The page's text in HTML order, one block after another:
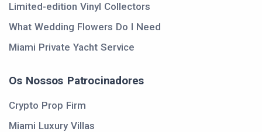
Limited-edition Vinyl Collectors
What Wedding Flowers Do I Need
Miami Private Yacht Service
Os Nossos Patrocinadores
Crypto Prop Firm
Miami Luxury Villas